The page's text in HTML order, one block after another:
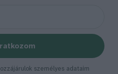
személyes adataim